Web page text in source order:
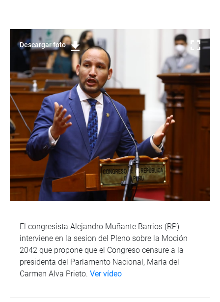
Descargar foto
El congresista Alejandro Muñante Barrios (RP)
interviene en la sesion del Pleno sobre la Moción
2042 que propone que el Congreso censure a la
presidenta del Parlamento Nacional, María del
Carmen Alva Prieto. Ver vídeo